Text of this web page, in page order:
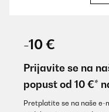
Montage und leichte
Plastik gerochen,
Jetzt macht es, was es
Amazon-Benutzer
-10 €
Prijavite se na
popust od 10 €*
Pretplatite se na naše e-